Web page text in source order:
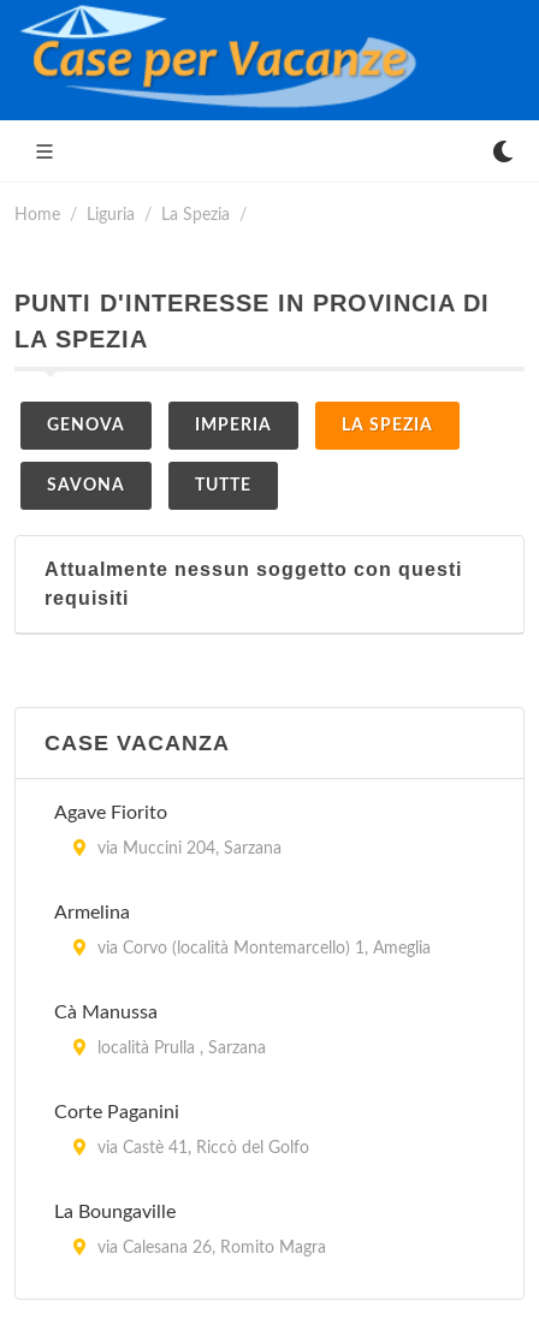
Home Liguria La Spezia
PUNTI D'INTERESSE IN PROVINCIA DI
LA SPEZIA
GENOVA IMPERIA LA SPEZIA
SAVONA TUTTE
Attualmente nessun soggetto con questi
requisiti
CASE VACANZA
Agave Fiorito
via Muccini 204, Sarzana
Armelina
via Corvo (località Montemarcello) 1, Ameglia
Cà Manussa
località Prulla , Sarzana
Corte Paganini
via Castè 41, Riccò del Golfo
La Boungaville
via Calesana 26, Romito Magra